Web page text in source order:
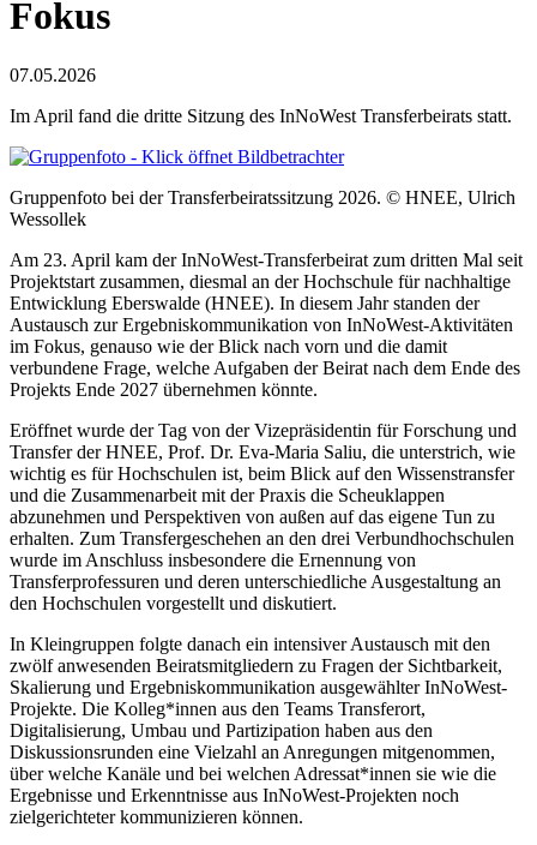
Fokus
07.05.2026
Im April fand die dritte Sitzung des InNoWest Transferbeirats statt.
Gruppenfoto bei der Transferbeiratssitzung 2026. © HNEE, Ulrich
Wessollek
Am 23. April kam der InNoWest-Transferbeirat zum dritten Mal seit
Projektstart zusammen, diesmal an der Hochschule für nachhaltige
Entwicklung Eberswalde (HNEE). In diesem Jahr standen der
Austausch zur Ergebniskommunikation von InNoWest-Aktivitäten
im Fokus, genauso wie der Blick nach vorn und die damit
verbundene Frage, welche Aufgaben der Beirat nach dem Ende des
Projekts Ende 2027 übernehmen könnte.
Eröffnet wurde der Tag von der Vizepräsidentin für Forschung und
Transfer der HNEE, Prof. Dr. Eva-Maria Saliu, die unterstrich, wie
wichtig es für Hochschulen ist, beim Blick auf den Wissenstransfer
und die Zusammenarbeit mit der Praxis die Scheuklappen
abzunehmen und Perspektiven von außen auf das eigene Tun zu
erhalten. Zum Transfergeschehen an den drei Verbundhochschulen
wurde im Anschluss insbesondere die Ernennung von
Transferprofessuren und deren unterschiedliche Ausgestaltung an
den Hochschulen vorgestellt und diskutiert.
In Kleingruppen folgte danach ein intensiver Austausch mit den
zwölf anwesenden Beiratsmitgliedern zu Fragen der Sichtbarkeit,
Skalierung und Ergebniskommunikation ausgewählter InNoWest-
Projekte. Die Kolleg*innen aus den Teams Transferort,
Digitalisierung, Umbau und Partizipation haben aus den
Diskussionsrunden eine Vielzahl an Anregungen mitgenommen,
über welche Kanäle und bei welchen Adressat*innen sie wie die
Ergebnisse und Erkenntnisse aus InNoWest-Projekten noch
zielgerichteter kommunizieren können.